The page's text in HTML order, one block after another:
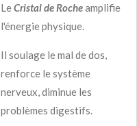
LeCristal de Rocheamplifie
l'énergie physique.
Il soulage le mal de dos,
renforce le système
nerveux, diminue les
problèmes digestifs.